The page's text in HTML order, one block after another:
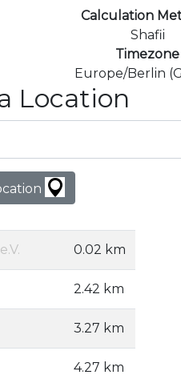
Calculation
Shafii
Timezone
Europe/Berlin
Location
0.02 km
2.42 km
3.27 km
4.27 km